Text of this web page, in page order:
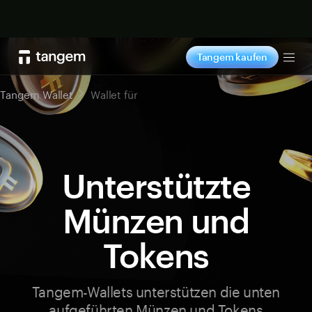
Tangem kaufen
Tangem Wallet Wallet für
Unterstützte
Münzen und
Tokens
Tangem-Wallets unterstützen die unten